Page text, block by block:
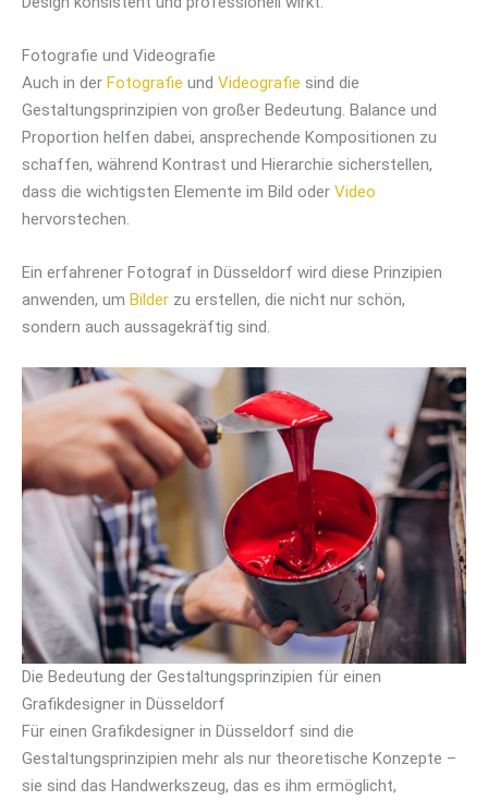
Fotografie und Videografie
Auch in der Fotografie und Videografie sind die
Gestaltungsprinzipien von großer Bedeutung. Balance und
Proportion helfen dabei, ansprechende Kompositionen zu
schaffen, während Kontrast und Hierarchie sicherstellen,
dass die wichtigsten Elemente im Bild oder Video
hervorstechen.
Ein erfahrener Fotograf in Düsseldorf wird diese Prinzipien
anwenden, um Bilder zu erstellen, die nicht nur schön,
sondern auch aussagekräftig sind.
Die Bedeutung der Gestaltungsprinzipien für einen
Grafikdesigner in Düsseldorf
Für einen Grafikdesigner in Düsseldorf sind die
Gestaltungsprinzipien mehr als nur theoretische Konzepte –
sie sind das Handwerkszeug, das es ihm ermöglicht,